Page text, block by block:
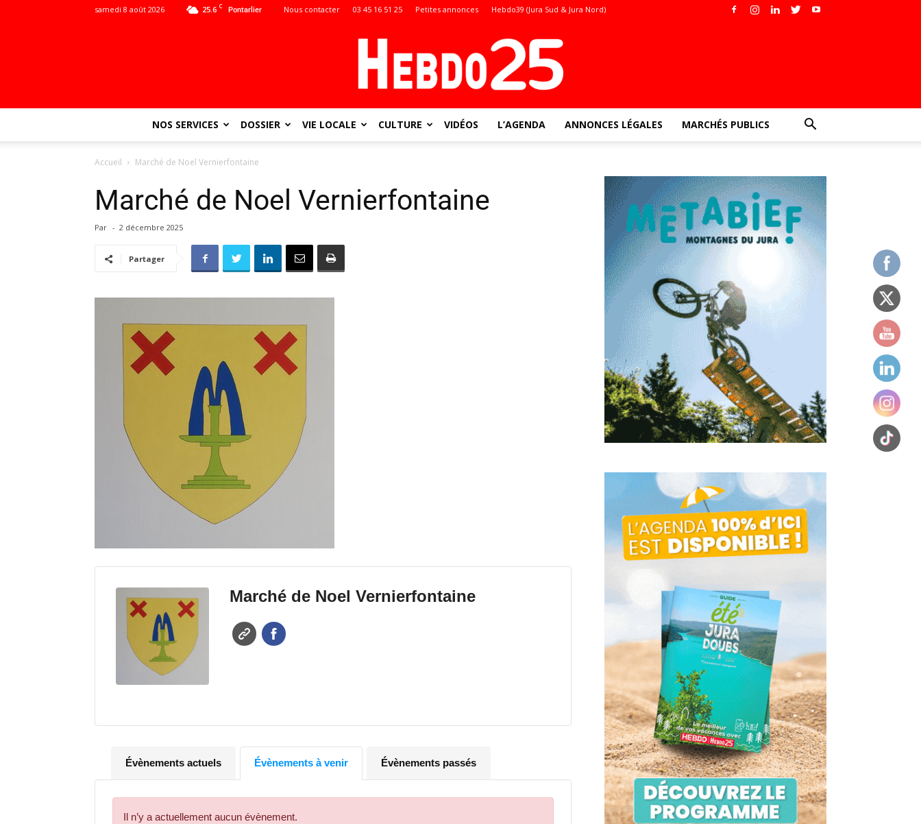
25.6 C Pontarlier
samedi 8 août 2026 Nous contacter 03 45 16 51 25 Petites annonces Hebdo39 (Jura Sud & Jura Nord)
NOS SERVICES DOSSIER VIE LOCALE CULTURE VIDÉOS L’AGENDA ANNONCES LÉGALES MARCHÉS PUBLICS
Accueil Marché de Noel Vernierfontaine
Marché de Noel Vernierfontaine
Par - 2 décembre 2025
Partager
Marché de Noel Vernierfontaine
Évènements actuels Évènements à venir Évènements passés
Il n’y a actuellement aucun évènement.